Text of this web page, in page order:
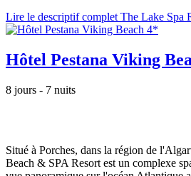
Lire le descriptif complet The Lake Spa
Hôtel Pestana Viking
8 jours - 7 nuits
Situé à Porches, dans la région de
Beach & SPA Resort est un complexe